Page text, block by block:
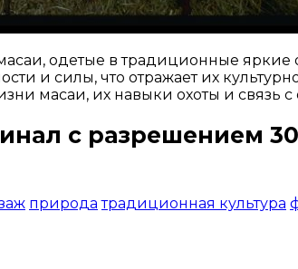
одетые в традиционные
и силы, что отражает их
масаи, их навыки охоты и связь
с разрешением
природа традиционная культура